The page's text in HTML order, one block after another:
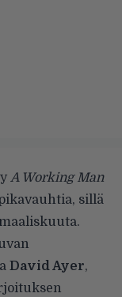
A Working Man
sillä
David Ayer,